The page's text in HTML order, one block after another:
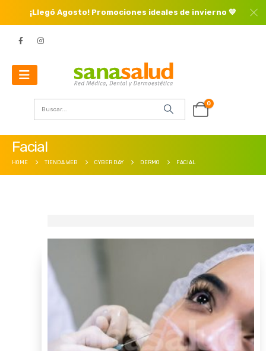
¡Llegó Agosto! Promociones ideales de invierno 💙
0
Facial
HOME TIENDA WEB CYBER DAY DERMO FACIAL